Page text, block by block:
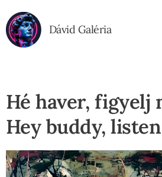
Dávid Galéria
Hé haver, figyelj
Hey buddy,